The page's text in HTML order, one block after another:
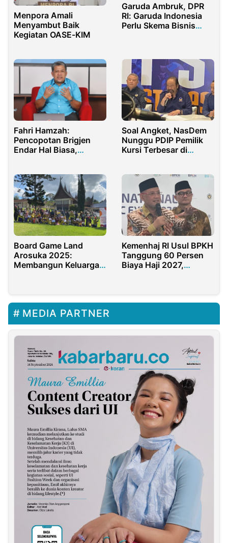
Menpora Amali
Menyambut Baik
Kegiatan OASE-KIM
Garuda Ambruk, DPR
RI: Garuda Indonesia
Perlu Skema Bisnis
Fahri Hamzah:
Pencopotan Brigjen
Endar Hal Biasa,
Soal Angket, NasDem
Nunggu PDIP Pemilik
Kursi Terbesar di
Board Game Land
Arosuka 2025:
Membangun Keluarga
Kemenhaj RI Usul BPKH
Tanggung 60 Persen
Biaya Haji 2027,
MEDIA PARTNER